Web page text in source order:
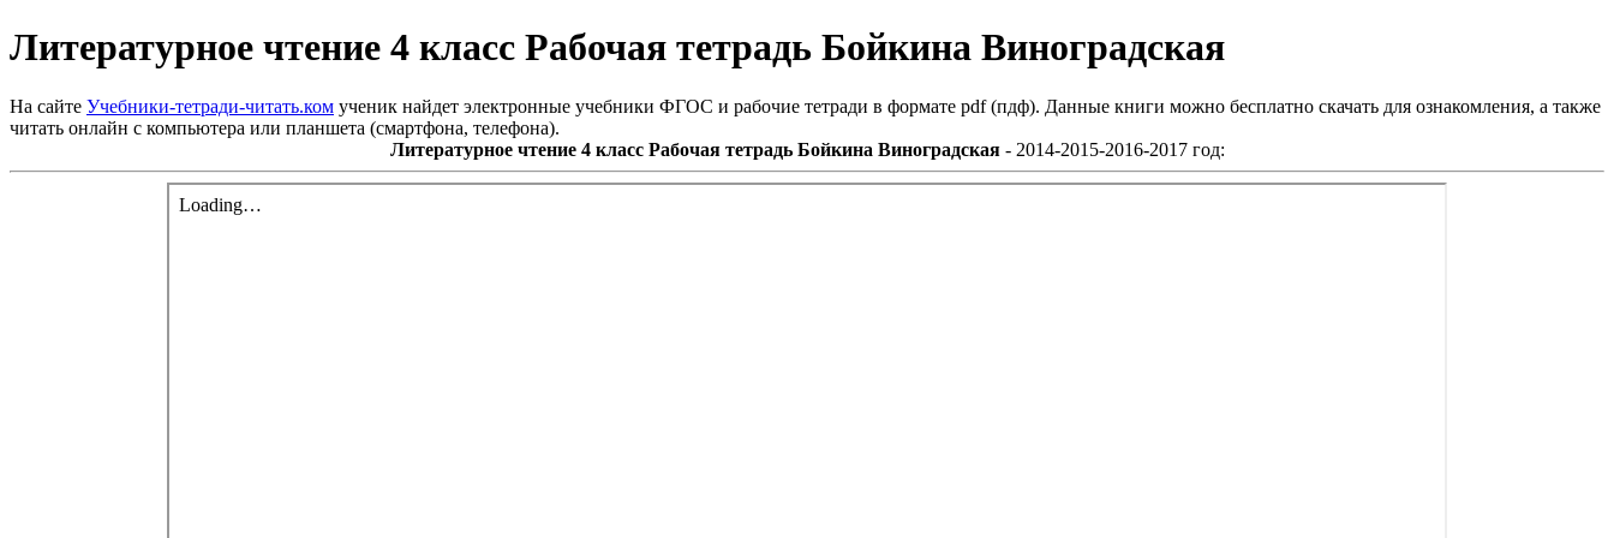
Литературное чтение 4 класс Рабочая тетрадь Бойкина Виноградская
На сайте Учебники-тетради-читать.ком ученик найдет электронные учебники ФГОС и рабочие тетради в формате pdf (пдф). Данные книги можно бесплатно скачать для ознакомления, а также
читать онлайн с компьютера или планшета (смартфона, телефона).
Литературное чтение 4 класс Рабочая тетрадь Бойкина Виноградская- 2014-2015-2016-2017 год: